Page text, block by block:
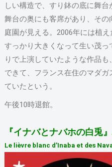
しい構造で、すり鉢の底に舞台
舞台の奥にも客席があり、そ
庭園が見える。2006年には植
すっかり大きくなって生い茂
りで上演していたような作品
できて、フランス在住のマダ
ていたという。
午後10時退館。
『イナバとナバホの白兎
Le lièvre blanc d’Inaba et des